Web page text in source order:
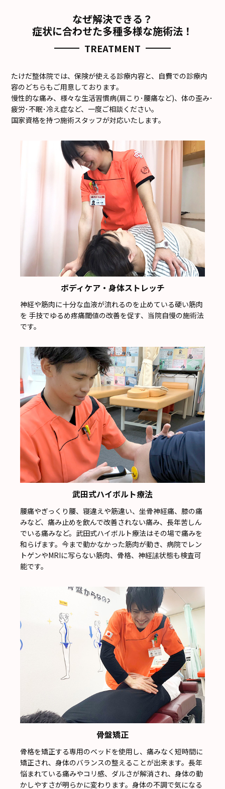
なぜ解決できる？
症状に合わせた多種多様な施術法！
TREATMENT
たけだ整体院では、保険が使える診療内容と、自費での診療内
容のどちらもご用意しております。
慢性的な痛み、様々な生活習慣病(肩こり･腰痛など)、体の歪み･
疲労･不眠･冷え症など、一度ご相談ください。
国家資格を持つ施術スタッフが対応いたします。
ボディケア・身体ストレッチ
神経や筋肉に十分な血液が流れるのを止めている硬い筋肉
を 手技でゆるめ疼痛閾値の改善を促す、当院自慢の施術法
です。
武田式ハイボルト療法
腰痛やぎっくり腰、寝違えや筋違い、坐骨神経痛、膝の痛
みなど、痛み止めを飲んで改善されない痛み、長年苦しん
でいる痛みなど。武田式ハイボルト療法はその場で痛みを
和らげます。今まで動かなかった筋肉が動き、病院でレン
トゲンやMRIに写らない筋肉、骨格、神経䛾状態も検査可
能です。
骨盤矯正
骨格を矯正する専用のベッドを使用し、痛みなく短時間に
矯正され、身体のバランスの整えることが出来ます。長年
悩まれている痛みやコリ感、ダルさが解消され、身体の動
かしやすさが明らかに変わります。身体の不調で気になる